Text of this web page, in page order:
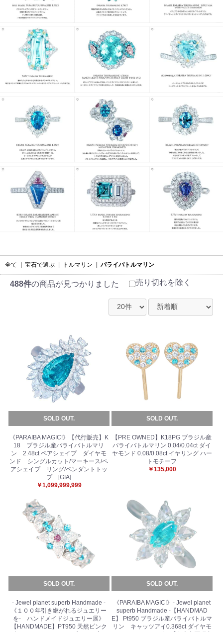
全て 宝石で選ぶ トルマリン パライバトルマリン
488件の商品が見つかりました 売り切れを除く
SOLD OUT.
《PARAIBA MAGIC!》【代行販売】K
18 ブラジル産パライバトルマリ
ン 2.48ct ペアシェイプ ダイヤモ
ンド シングルカット/マーキース/ペ
アシェイプ リング/ペンダントトッ
プ [GIA]
￥1,099,999,999
SOLD OUT.
【PRE OWNED】K18PG ブラジル産
パライバトルマリン 0.04/0.04ct ダイ
ヤモンド 0.08/0.08ct イヤリング ハー
トモチーフ
￥135,000
SOLD OUT.
- Jewel planet superb Handmade -
《１００年引き継がれるジュエリー
を- ハンドメイドジュエリー展》
【HANDMADE】PT950 天然ピンク
SOLD OUT.
《PARAIBA MAGIC!》- Jewel planet
superb Handmade -【HANDMAD
E】 Pt950 ブラジル産パライバトルマ
リン キャッツアイ0.368ct ダイヤモ